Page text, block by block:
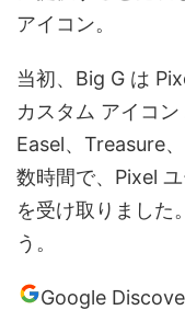
アイコン。
当初、Big G は
カスタム アイコ
Easel、Treasure
数時間で、Pixel
を受け取りました
う。
Google